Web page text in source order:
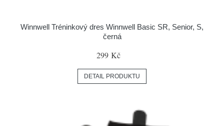
Winnwell Tréninkový dres Winnwell Basic SR, Senior, S,
černá
299 Kč
DETAIL PRODUKTU